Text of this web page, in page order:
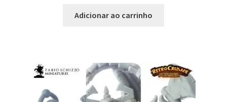
Adicionar ao carrinho